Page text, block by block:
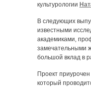
культурологии
В следующих
известными
академиками,
замечательными
большой вклад в
Проект приурочен
который